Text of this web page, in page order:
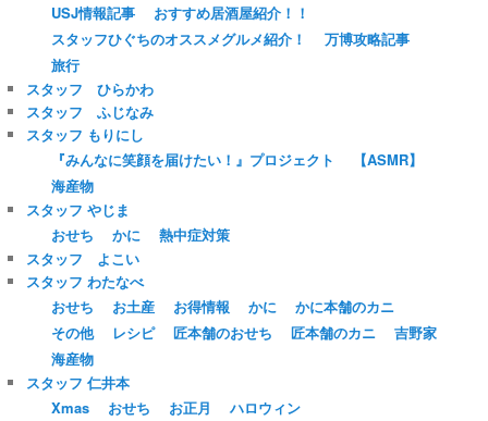
USJ情報記事
おすすめ居酒屋紹介！！
スタッフひぐちのオススメグルメ紹介！
万博攻略記事
旅行
スタッフ ひらかわ
スタッフ ふじなみ
スタッフ もりにし
『みんなに笑顔を届けたい！』プロジェクト
【ASMR】
海産物
スタッフ やじま
おせち
かに
熱中症対策
スタッフ よこい
スタッフ わたなべ
おせち
お土産 お得情報 かに
かに本舗のカニ
その他
レシピ 匠本舗のおせち 匠本舗のカニ
吉野家
海産物
スタッフ 仁井本
Xmas
おせち お正月
ハロウィン